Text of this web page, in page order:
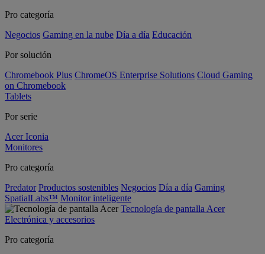
Pro categoría
Negocios Gaming en la nube Día a día Educación
Por solución
Chromebook Plus ChromeOS Enterprise Solutions Cloud Gaming
on Chromebook
Tablets
Por serie
Acer Iconia
Monitores
Pro categoría
Predator Productos sostenibles Negocios Día a día Gaming
SpatialLabs™ Monitor inteligente
Tecnología de pantalla Acer
Electrónica y accesorios
Pro categoría